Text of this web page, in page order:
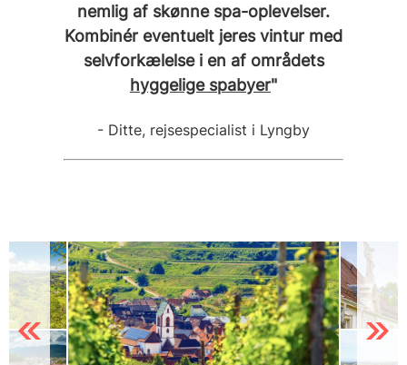
nemlig af skønne spa-oplevelser.
Kombinér eventuelt jeres vintur med
selvforkælelse i en af områdets
hyggelige spabyer"
- Ditte, rejsespecialist i Lyngby
Previous Next